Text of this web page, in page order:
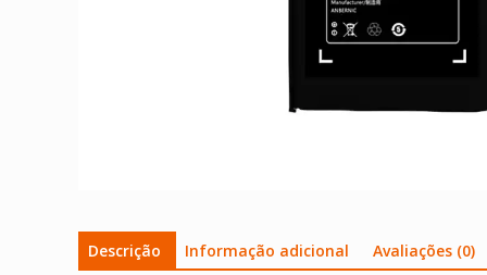
Descrição Informação adicional Avaliações (0)